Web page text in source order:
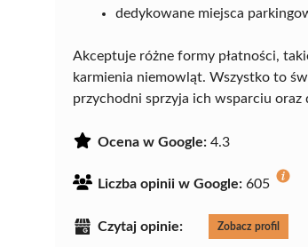
dedykowane miejsca
Akceptuje różne formy płatności,
karmienia niemowląt. Wszystko to
przychodni sprzyja ich wsparciu oraz
Ocena w Google: 4.3
Liczba opinii w Google: 605
Czytaj opinie: Zobacz profil